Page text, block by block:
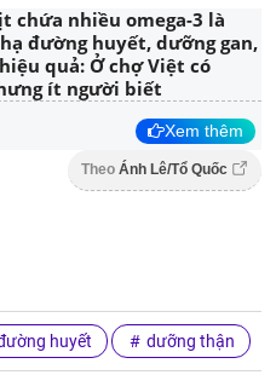
chứa nhiều omega-3 là
đường huyết, dưỡng gan,
quả: Ở chợ Việt có
ít người biết
Xem thêm
Theo Ánh Lê/Tổ Quốc
huyết dưỡng thận